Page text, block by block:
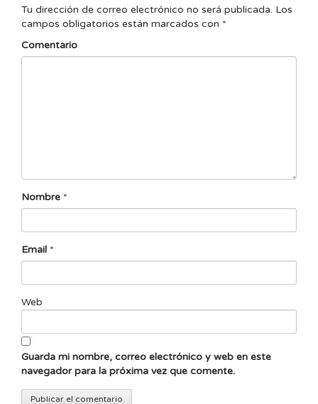
Tu dirección de correo electrónico no será publicada. Los
campos obligatorios están marcados con *
Comentario
Nombre *
Email *
Web
Guarda mi nombre, correo electrónico y web en este
navegador para la próxima vez que comente.